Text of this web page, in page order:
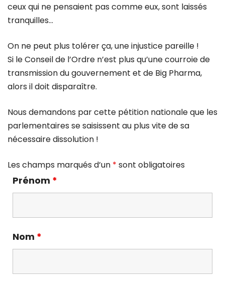
ceux qui ne pensaient pas comme eux, sont laissés
tranquilles…
On ne peut plus tolérer ça, une injustice pareille !
Si le Conseil de l’Ordre n’est plus qu’une courroie de
transmission du gouvernement et de Big Pharma,
alors il doit disparaître.
Nous demandons par cette pétition nationale que les
parlementaires se saisissent au plus vite de sa
nécessaire dissolution !
Les champs marqués d’un * sont obligatoires
Prénom *
Nom *